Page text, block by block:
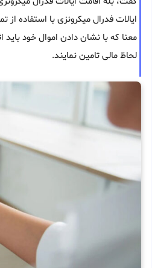
ایالات فدرال میکرونزی با استفاده
معنا که با نشان دادن اموال خود باید
لحاظ مالی تامین نمایند.